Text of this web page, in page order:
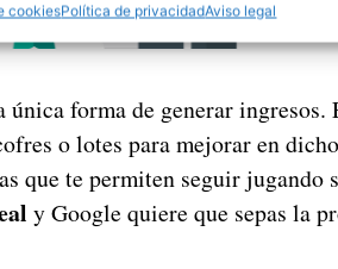
cookiesPolítica de privacidadAviso legal
forma de generar ingresos.
o lotes para mejorar en
que te permiten seguir jugando
y Google quiere que sepas la